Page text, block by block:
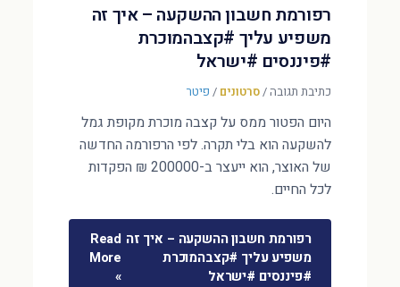
רפורמת חשבון ההשקעה – איך זה
משפיע עליך #קצבהמוכרת
#פיננסים #ישראל
כתיבת תגובה/סרטונים / פיטר
היום הפטור ממס על קצבה מוכרת מקופת גמל
להשקעה הוא בלי תקרה. לפי הרפורמה החדשה
של האוצר, הוא ייעצר ב-200000 ₪ הפקדות
לכל החיים.
רפורמת חשבון ההשקעה – איך זה
משפיע עליך #קצבהמוכרת
#פיננסים #ישראל
Read
More
»